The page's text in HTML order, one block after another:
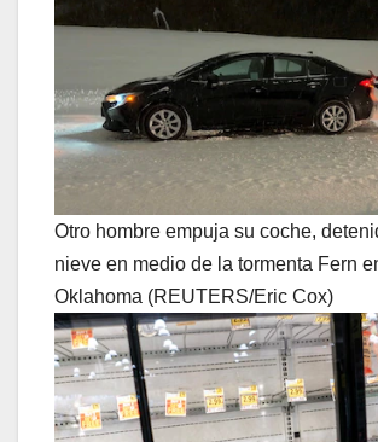
Otro hombre empuja su coche,
nieve en medio de la tormenta Fern
Oklahoma (REUTERS/Eric Cox)